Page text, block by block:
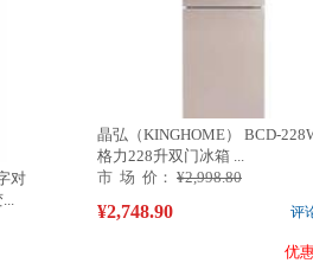
对
晶弘（KINGHOME） BCD-
格力228升双门冰箱 ...
市 场 价： ¥2,998.80
评
¥2,748.90
优